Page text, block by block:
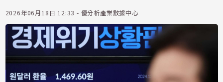
2026年06月18日 12:33 - 優分析產業數據中心